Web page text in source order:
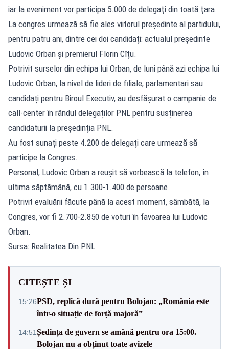
iar la eveniment vor participa 5.000 de delegaţi din toată ţara.
La congres urmează să fie ales viitorul preşedinte al partidului,
pentru patru ani, dintre cei doi candidați: actualul președinte
Ludovic Orban și premierul Florin Cîțu.
Potrivit surselor din echipa lui Orban, de luni până azi echipa lui
Ludovic Orban, la nivel de lideri de filiale, parlamentari sau
candidați pentru Biroul Executiv, au desfășurat o campanie de
call-center în rândul delegaților PNL pentru susținerea
candidaturii la președinția PNL.
Au fost sunați peste 4.200 de delegați care urmează să
participe la Congres.
Personal, Ludovic Orban a reușit să vorbească la telefon, în
ultima săptămână, cu 1.300-1.400 de persoane.
Potrivit evaluării făcute până la acest moment, sâmbătă, la
Congres, vor fi 2.700-2.850 de voturi în favoarea lui Ludovic
Orban.
Sursa: Realitatea Din PNL
CITEȘTE ȘI
15:26PSD, replică dură pentru Bolojan: „România este
într-o situație de forță majoră”
14:51Ședința de guvern se amână pentru ora 15:00.
Bolojan nu a obținut toate avizele